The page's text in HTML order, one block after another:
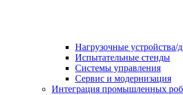
Нагрузочные устройства/
Испытательные стенды
Системы управления
Сервис и модернизация
Интеграция промышленных